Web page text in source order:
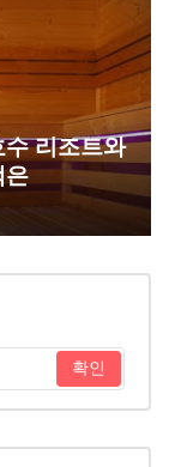
리조트와
은